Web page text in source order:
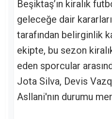
Beşiktaş’ın kiralık
geleceğe dair
tarafından belirginlik
ekipte, bu sezon
eden sporcular
Jota Silva, Devis
Asllani'nın durumu